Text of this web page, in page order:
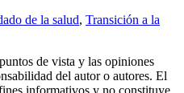
de la salud, Transición a la
de vista y las opiniones
del autor o autores. El
informativos y no constituye